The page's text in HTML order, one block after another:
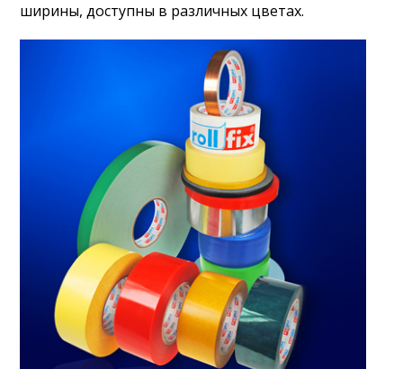
ширины, доступны в различных цветах.